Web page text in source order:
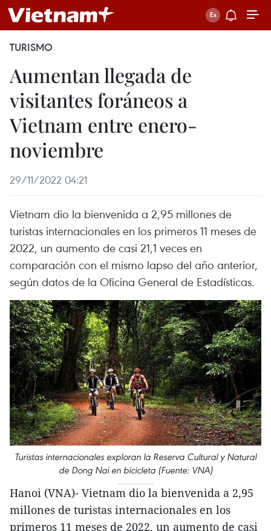
TURISMO
Aumentan llegada de
visitantes foráneos a
Vietnam entre enero-
noviembre
29/11/2022 04:21
Vietnam dio la bienvenida a 2,95 millones de
turistas internacionales en los primeros 11 meses de
2022, un aumento de casi 21,1 veces en
comparación con el mismo lapso del año anterior,
según datos de la Oficina General de Estadísticas.
Turistas internacionales exploran la Reserva Cultural y Natural
de Dong Nai en bicicleta (Fuente: VNA)
Hanoi (VNA)- Vietnam dio la bienvenida a 2,95
millones de turistas internacionales en los
primeros 11 meses de 2022, un aumento de casi